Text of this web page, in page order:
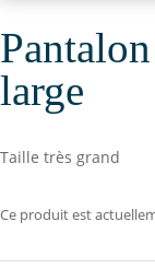
large
Taille très grand
Ce produit est